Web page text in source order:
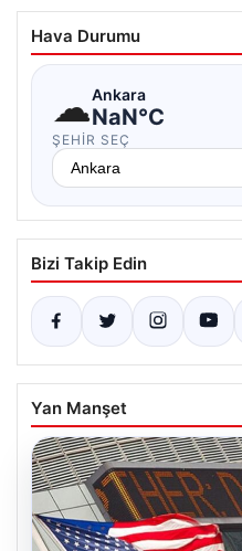
Hava Durumu
☁Ankara
NaN°C
ŞEHIR SEÇ
Bizi Takip Edin
Yan Manşet